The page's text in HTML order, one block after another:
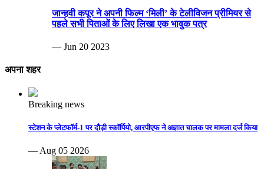
जान्हवी कपूर ने अपनी फिल्म ‘मिली’ के टेलीविजन प्रीमियर से
पहले सभी पिताओं के लिए लिखा एक भावुक पत्र
— Jun 20 2023
अपना शहर
Breaking news
स्टेशन के प्लेटफॉर्म-1 पर दौड़ी स्कॉर्पियो, आरपीएफ ने अज्ञात चालक पर मामला दर्ज किया
— Aug 05 2026